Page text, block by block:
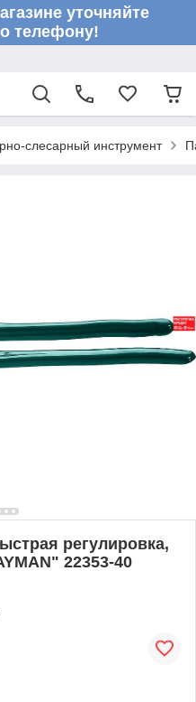
уточняйте
телефону!
слесарный инструмент
регулировка,
22353-40